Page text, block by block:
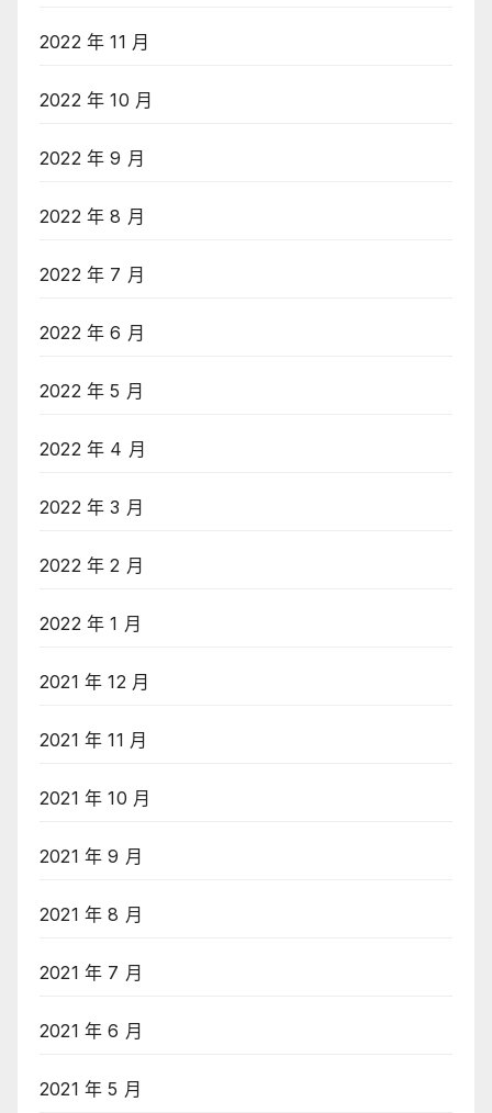
2022 年 11 月
2022 年 10 月
2022 年 9 月
2022 年 8 月
2022 年 7 月
2022 年 6 月
2022 年 5 月
2022 年 4 月
2022 年 3 月
2022 年 2 月
2022 年 1 月
2021 年 12 月
2021 年 11 月
2021 年 10 月
2021 年 9 月
2021 年 8 月
2021 年 7 月
2021 年 6 月
2021 年 5 月